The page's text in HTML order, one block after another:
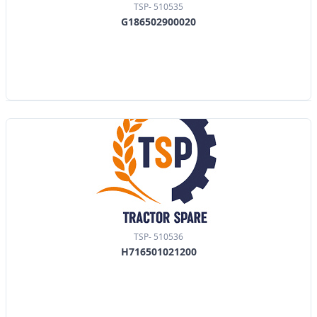
TSP- 510535
G186502900020
TSP- 510536
H716501021200